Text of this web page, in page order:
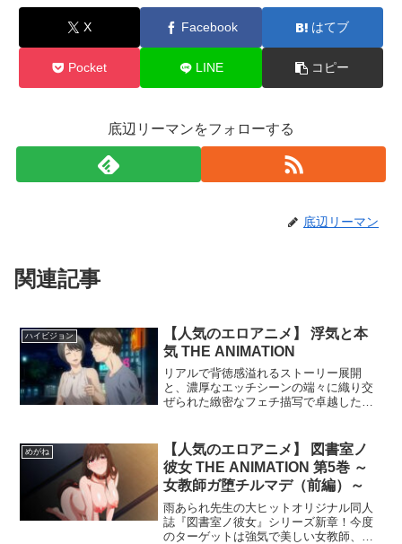
X Facebook はてブ
Pocket LINE コピー
底辺リーマンをフォローする
底辺リーマン
関連記事
ハイビジョン
【人気のエロアニメ】 浮気と本
気 THE ANIMATION
リアルで背徳感溢れるストーリー展開
と、濃厚なエッチシーンの端々に織り交
ぜられた緻密なフェチ描写で卓越した手
がインモーションアニメとなって登場！
【STORY】彼女に浮気された主人公「笹
原敬太」大学の仲間達と飲み会で慰めら
れ友達の一人「倉本美佳」と帰ること
に…電車内での会話中、発覚した事実と
は…（c）2020 裏筋部屋/裏筋侍/ピンクパ
イナップル
めがね
【人気のエロアニメ】 図書室ノ
彼女 THE ANIMATION 第5巻 ～
女教師ガ堕チルマデ（前編）～
雨あられ先生の大ヒットオリジナル同人
誌『図書室ノ彼女』シリーズ新章！今度
のターゲットは強気で美しい女教師、高